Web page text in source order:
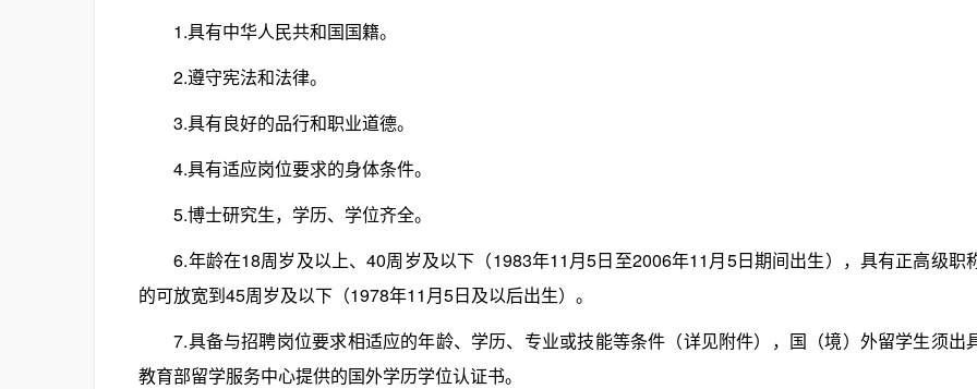
1.具有中华人民共和国国籍。
2.遵守宪法和法律。
3.具有良好的品行和职业道德。
4.具有适应岗位要求的身体条件。
5.博士研究生，学历、学位齐全。
6.年龄在18周岁及以上、40周岁及以下（1983年11月5日至2006年11月5日期间出生），具有正高级职
的可放宽到45周岁及以下（1978年11月5日及以后出生）。
7.具备与招聘岗位要求相适应的年龄、学历、专业或技能等条件（详见附件），国（境）外留学生须出
教育部留学服务中心提供的国外学历学位认证书。